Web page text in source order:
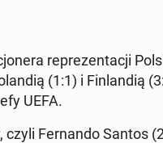
reprezen­tacji
(1:1) i Fin­landią
UEFA.
Fer­nan­do Santos